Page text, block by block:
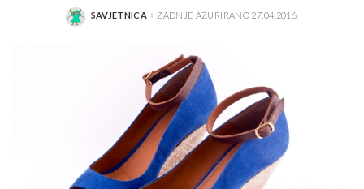
POSTED
SAVJETNICA ZADNJE AŽURIRANO 27.04.2016.